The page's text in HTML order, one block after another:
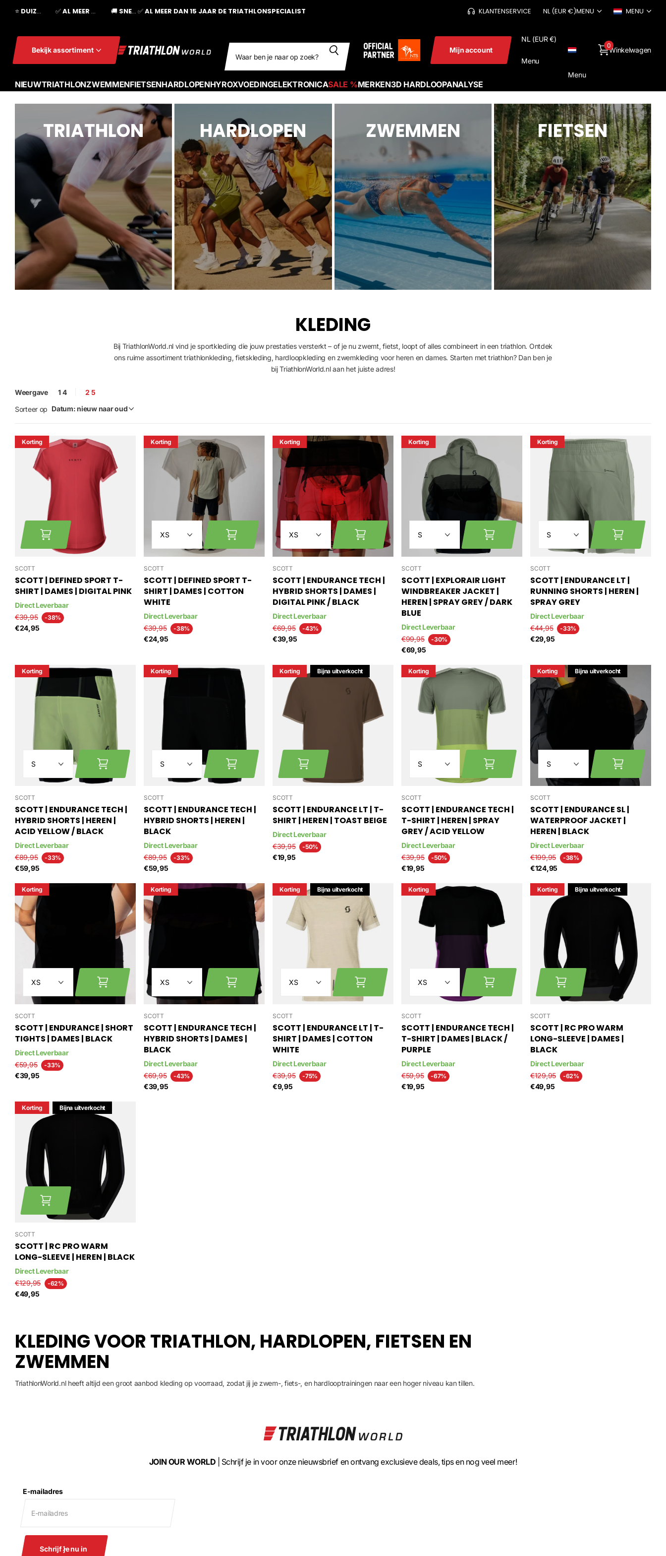
⭐ DUIZENDEN TEVREDEN KLANTEN ✅AL MEER DAN 15 JAAR DE TRIATHLONSPECIALIST 🚚 SNELLE LEVERING IN EUROPA ✅AL MEER DAN 15 JAAR DE TRIATHLONSPECIALIST 🚚SNELLE LEVERING IN EUROPA
KLANTENSERVICE NL (EUR €)MENU MENU
Bekijk assortiment
Mijn account
NL (EUR €)
Menu
Menu
Winkelwagen
0
NIEUWTRIATHLONZWEMMENFIETSENHARDLOPENHYROXVOEDINGELEKTRONICASALE %MERKEN3D HARDLOOPANALYSE
TRIATHLON HARDLOPEN ZWEMMEN FIETSEN
KLEDING
Bij TriathlonWorld.nl vind je sportkleding die jouw prestaties versterkt – of je nu zwemt, fietst, loopt of alles combineert in een triathlon. Ontdek
ons ruime assortiment triathlonkleding, fietskleding, hardloopkleding en zwemkleding voor heren en dames. Starten met triathlon? Dan ben je
bij TriathlonWorld.nl aan het juiste adres!
Weergave 14 2 5
Sorteer op
Korting
SCOTT
SCOTT | DEFINED SPORT T-
SHIRT | DAMES | DIGITAL PINK
Direct Leverbaar
€39,95
-38%
€24,95
Korting
SCOTT
SCOTT | DEFINED SPORT T-
SHIRT | DAMES | COTTON
WHITE
Direct Leverbaar
€39,95
-38%
€24,95
Korting
SCOTT
SCOTT | ENDURANCE TECH |
HYBRID SHORTS | DAMES |
DIGITAL PINK / BLACK
Direct Leverbaar
€69,95
-43%
€39,95
Korting
SCOTT
SCOTT | EXPLORAIR LIGHT
WINDBREAKER JACKET |
HEREN | SPRAY GREY / DARK
BLUE
Direct Leverbaar
€99,95
-30%
€69,95
Korting
SCOTT
SCOTT | ENDURANCE LT |
RUNNING SHORTS | HEREN |
SPRAY GREY
Direct Leverbaar
€44,95
-33%
€29,95
Korting
SCOTT
SCOTT | ENDURANCE TECH |
HYBRID SHORTS | HEREN |
ACID YELLOW / BLACK
Direct Leverbaar
€89,95
-33%
€59,95
Korting
SCOTT
SCOTT | ENDURANCE TECH |
HYBRID SHORTS | HEREN |
BLACK
Direct Leverbaar
€89,95
-33%
€59,95
Korting Bijna uitverkocht
SCOTT
SCOTT | ENDURANCE LT | T-
SHIRT | HEREN | TOAST BEIGE
Direct Leverbaar
€39,95
-50%
€19,95
Korting
SCOTT
SCOTT | ENDURANCE TECH |
T-SHIRT | HEREN | SPRAY
GREY / ACID YELLOW
Direct Leverbaar
€39,95
-50%
€19,95
Korting Bijna uitverkocht
SCOTT
SCOTT | ENDURANCE SL |
WATERPROOF JACKET |
HEREN | BLACK
Direct Leverbaar
€199,95
-38%
€124,95
Korting
SCOTT
SCOTT | ENDURANCE | SHORT
TIGHTS | DAMES | BLACK
Direct Leverbaar
€59,95
-33%
€39,95
Korting
SCOTT
SCOTT | ENDURANCE TECH |
HYBRID SHORTS | DAMES |
BLACK
Direct Leverbaar
€69,95
-43%
€39,95
Korting Bijna uitverkocht
SCOTT
SCOTT | ENDURANCE LT | T-
SHIRT | DAMES | COTTON
WHITE
Direct Leverbaar
€39,95
-75%
€9,95
Korting
SCOTT
SCOTT | ENDURANCE TECH |
T-SHIRT | DAMES | BLACK /
PURPLE
Direct Leverbaar
€59,95
-67%
€19,95
Korting Bijna uitverkocht
SCOTT
SCOTT | RC PRO WARM
LONG-SLEEVE | DAMES |
BLACK
Direct Leverbaar
€129,95
-62%
€49,95
Korting Bijna uitverkocht
SCOTT
SCOTT | RC PRO WARM
LONG-SLEEVE | HEREN | BLACK
Direct Leverbaar
€129,95
-62%
€49,95
KLEDING VOOR TRIATHLON, HARDLOPEN, FIETSEN EN
ZWEMMEN
TriathlonWorld.nl heeft altijd een groot aanbod kleding op voorraad, zodat jij je zwem-, fiets-, en hardlooptrainingen naar een hoger niveau kan tillen.
Onze triathlonkleding is ontworpen om je een concurrentievoordeel te geven tijdens alle disciplines van de triathlon. Of het nu gaat om het zwemmen,
geavanceerde materialen die snel drogen en vocht afvoeren, blijf je koel en droog, zelfs tijdens de meest intensieve inspanningen. Bekijk onze collectie
ZWEMKLEDING
Sneller zwemmen in stijl? Dat doe je met de ruime collectie zwemkleding van TriathlonWorld.nl! Bij TriathlonWorld.nl begrijpen we als geen ander hoe
belangrijk is dat jij als sporter beschikt over fijn zittende en stijlvolle zwemkleding. Ons aanbod
zorgvuldig samengesteld, zodat jij het beste uit al je zwemtrainningen kan halen!
JOIN OUR WORLD | Schrijf je in voor onze nieuwsbrief en ontvang exclusieve deals, tips en nog veel meer!
E-mailadres
Schrijf je nu in